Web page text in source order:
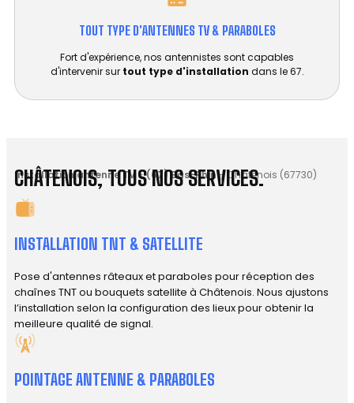
TOUT TYPE D'ANTENNES TV & PARABOLES
Fort d'expérience, nos antennistes sont capables
d'intervenir sur tout type d'installation dans le 67.
Installation antenne TV -(67) Bas-Rhin- Châtenois (67730)
CHÂTENOIS, TOUS NOS SERVICES.
INSTALLATION TNT & SATELLITE
Pose d'antennes râteaux et paraboles pour réception des
chaînes TNT ou bouquets satellite à Châtenois. Nous ajustons
l’installation selon la configuration des lieux pour obtenir la
meilleure qualité de signal.
POINTAGE ANTENNE & PARABOLES